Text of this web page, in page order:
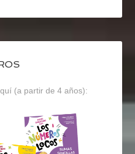
(a partir de 4 años):